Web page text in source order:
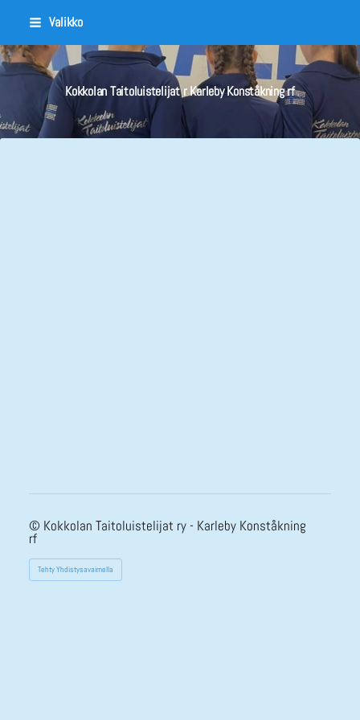
Siirry
sivun
sisältöön
Valikko
Kokkolan Taitoluistelijat r Karleby Konståkning rf
© Kokkolan Taitoluistelijat ry - Karleby Konståkning
rf
Tehty Yhdistysavaimella